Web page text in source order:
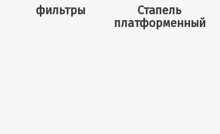
фильтры
Стапель
платформенный